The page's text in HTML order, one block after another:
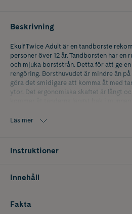
Beskrivning
Ekulf Twice Adult är en tandborste
personer över 12 år. Tandborsten har
och mjuka borststrån. Detta för att ge en
rengöring. Borsthuvudet är mindre än
göra det smidigare att komma åt med
ytor. Det ergonomiska skaftet är långt
Borststråna är tillverkade i polyamid
Läs mer
Instruktioner
Innehåll
Fakta